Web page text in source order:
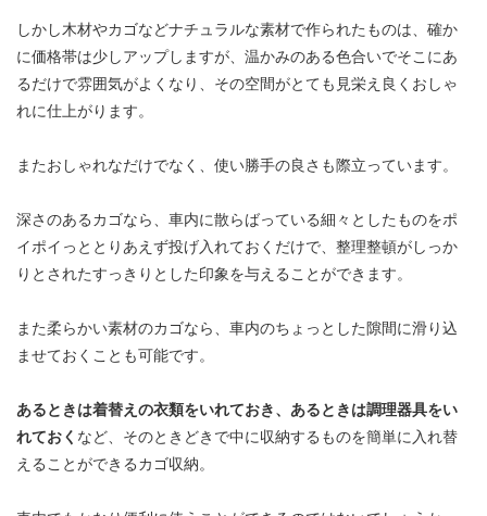
しかし木材やカゴなどナチュラルな素材で作られたものは、確か
に価格帯は少しアップしますが、温かみのある色合いでそこにあ
るだけで雰囲気がよくなり、その空間がとても見栄え良くおしゃ
れに仕上がります。
またおしゃれなだけでなく、使い勝手の良さも際立っています。
深さのあるカゴなら、車内に散らばっている細々としたものをポ
イポイっととりあえず投げ入れておくだけで、整理整頓がしっか
りとされたすっきりとした印象を与えることができます。
また柔らかい素材のカゴなら、車内のちょっとした隙間に滑り込
ませておくことも可能です。
あるときは着替えの衣類をいれておき、あるときは調理器具をい
れておく など、そのときどきで中に収納するものを簡単に入れ替
えることができるカゴ収納。